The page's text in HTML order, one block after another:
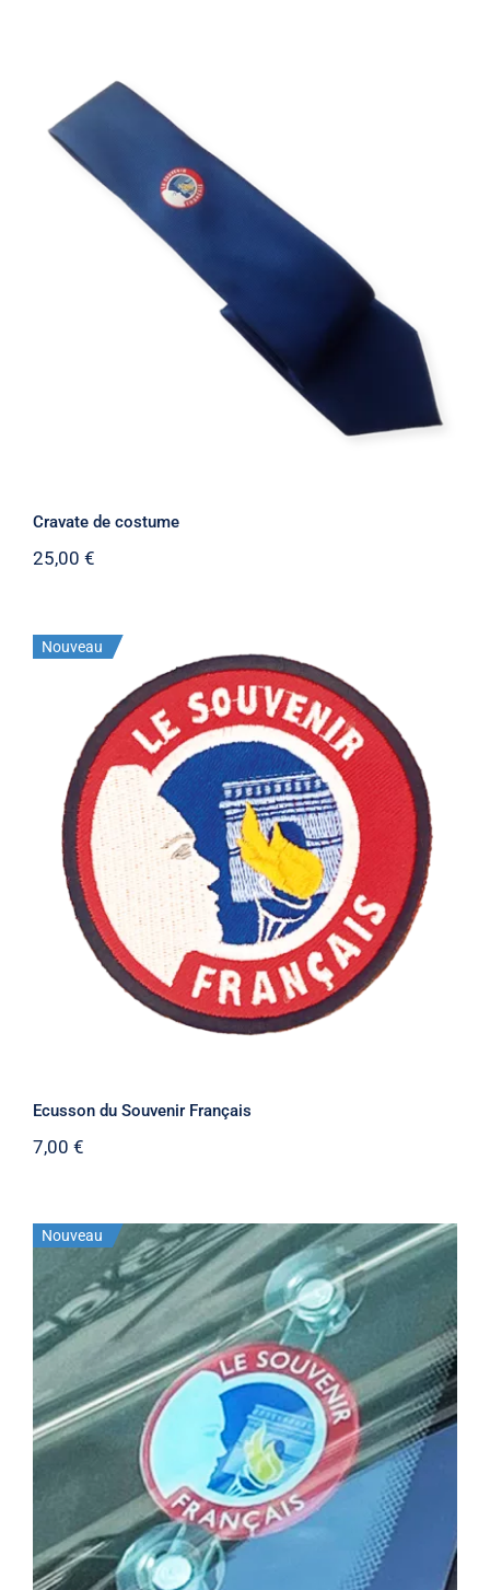
Cravate de costume
Cravate de costume
25,00 €
Nouveau
Ecusson du Souvenir Français
Ecusson du Souvenir Français
7,00 €
Nouveau
Macaron du Souvenir Français